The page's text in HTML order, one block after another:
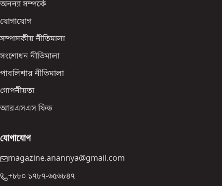
অনন্যা সম্পর্কে
যোগাযোগ
সম্পাদকীয় নীতিমালা
সংশোধন নীতিমালা
পাবলিশার নীতিমালা
গোপনীয়তা
আরএসএস ফিড
যোগাযোগ
magazine.anannya@gmail.com
+৮৮০ ১৭৮৭-৬৫৬৮৪৭